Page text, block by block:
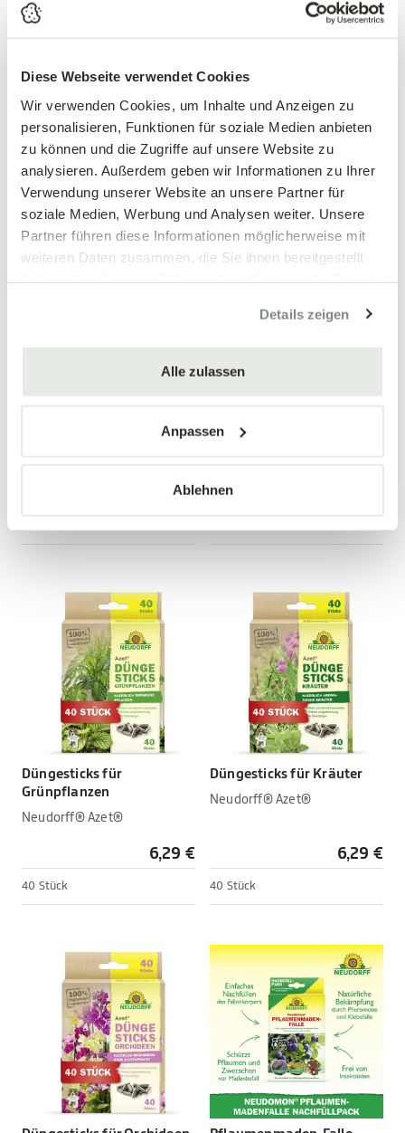
Diese Webseite verwendet Cookies
Wir verwenden Cookies, um Inhalte und Anzeigen zu
personalisieren, Funktionen für soziale Medien anbieten
zu können und die Zugriffe auf unsere Website zu
analysieren. Außerdem geben wir Informationen zu Ihrer
Verwendung unserer Website an unsere Partner für
soziale Medien, Werbung und Analysen weiter. Unsere
Partner führen diese Informationen möglicherweise mit
weiteren Daten zusammen, die Sie ihnen bereitgestellt
Details zeigen
Alle zulassen
Anpassen
Ablehnen
AmeisenSpray
10,99 €
Spraydose
Zitruspflanzen
6,29 €
40 Stück
Neudorff® Azet®
6,29 €
Blühpflanzen
Neudorff® Azet®
Düngesticks für
Grünpflanzen
Neudorff® Azet®
6,29 €
40 Stück
Düngesticks für Kräuter
Neudorff® Azet®
6,29 €
40 Stück